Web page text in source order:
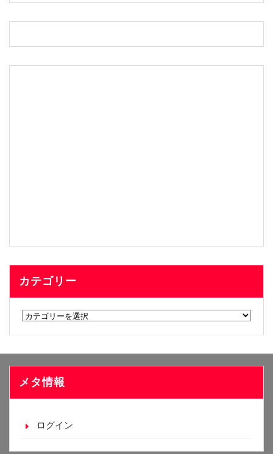
カテゴリー
カ
リ
ー
メタ情報
ログイン